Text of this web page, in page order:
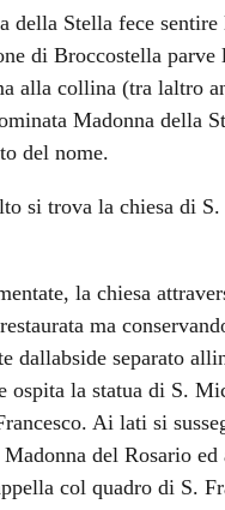
Stella fece sentire
di Broccostella parve
alla collina (tra laltro
Madonna della
del nome.
si trova la chiesa di
la chiesa
ma
dallabside separato
ospita la statua di S.
Ai lati si
del Rosario ed
col quadro di S.